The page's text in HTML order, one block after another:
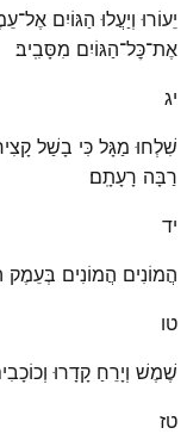
יֵעוֹרוּ וְיַעֲלוּ הַגּוֹיִם
אֶת־כׇּל־הַגּוֹיִם מִסָּבִֽיב׃
יג
שִׁלְחוּ מַגָּל כִּי בָשַׁל
רַבָּה רָעָתָֽם׃
יד
הֲמוֹנִים הֲמוֹנִים בְּעֵמֶק
טו
שֶׁמֶשׁ וְיָרֵחַ קָדָרוּ
טז